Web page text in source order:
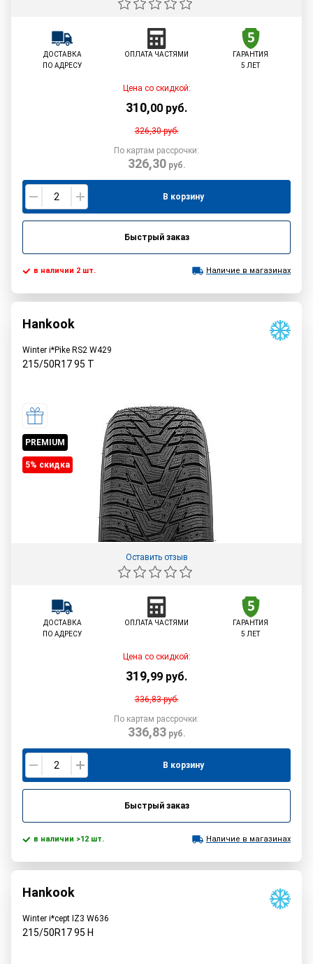
ДОСТАВКА
ПО АДРЕСУ
ОПЛАТА ЧАСТЯМИ
ГАРАНТИЯ
5 ЛЕТ
Цена со скидкой:
310,00 руб.
326,30руб.
По картам рассрочки:
326,30руб.
В корзину
Быстрый заказ
в наличии 2 шт. Наличие в магазинах
Hankook
Winter i*Pike RS2 W429
215/50R1795 T
PREMIUM
5% cкидка
Оставить отзыв
ДОСТАВКА
ПО АДРЕСУ
ОПЛАТА ЧАСТЯМИ
ГАРАНТИЯ
5 ЛЕТ
Цена со скидкой:
319,99 руб.
336,83руб.
По картам рассрочки:
336,83руб.
В корзину
Быстрый заказ
в наличии >12 шт. Наличие в магазинах
Hankook
Winter i*cept IZ3 W636
215/50R1795 H